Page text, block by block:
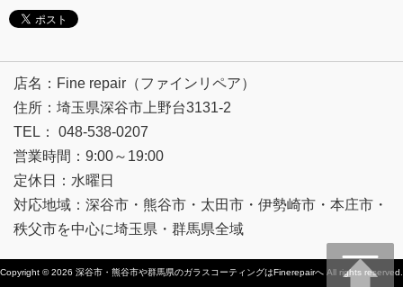
店名：Fine repair（ファインリペア）
住所：埼玉県深谷市上野台3131-2
TEL： 048-538-0207
営業時間：9:00～19:00
定休日：水曜日
対応地域：深谷市・熊谷市・太田市・伊勢崎市・本庄市・
秩父市を中心に埼玉県・群馬県全域
Copyright © 2026 深谷市・熊谷市や群馬県のガラスコーティングはFinerepairへ All rights reserved.